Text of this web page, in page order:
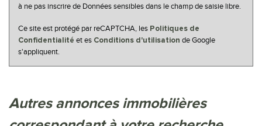
à ne pas inscrire de Données sensibles dans le champ de saisie libre.
Ce site est protégé par reCAPTCHA, les Politiques de
Confidentialité et es Conditions d'utilisation de Google
s'appliquent.
autres annonces immobilières